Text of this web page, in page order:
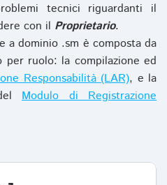
tecnici riguardanti il
con il Proprietario.
a dominio .sm è composta da
per ruolo: la compilazione ed
Responsabilità (LAR), e la
Modulo di Registrazione